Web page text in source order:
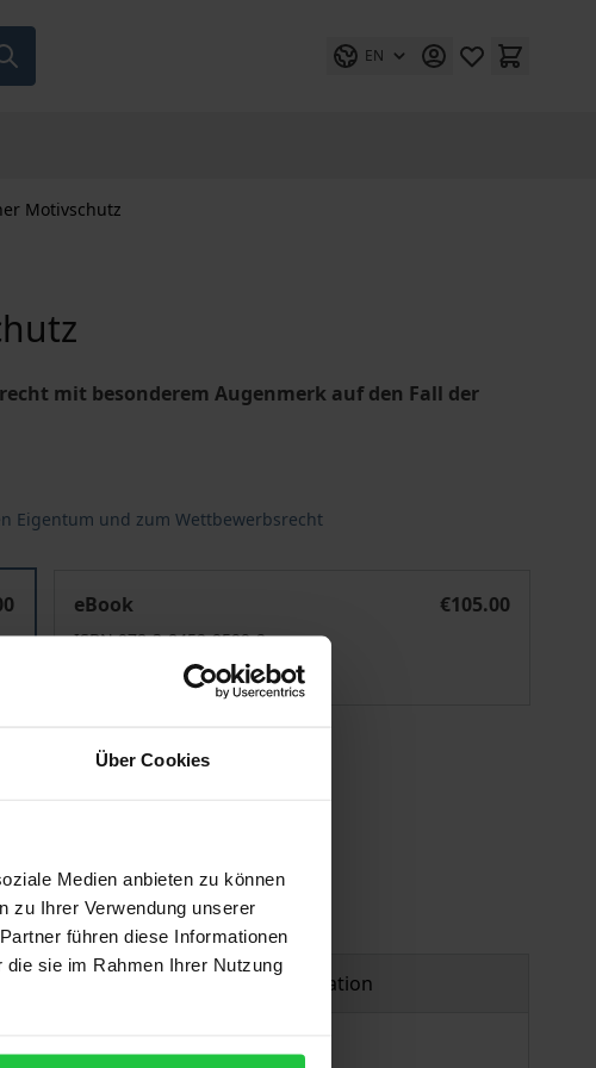
Über Cookies
Medien anbieten zu können
zu Ihrer Verwendung unserer
führen diese Informationen
sie im Rahmen Ihrer Nutzung
EN
Motivschutz
mit besonderem Augenmerk auf den Fall der
Eigentum und zum Wettbewerbsrecht
eBook
€105.00
ISBN 978-3-8452-9599-2
may vary at checkout.
Product safety information